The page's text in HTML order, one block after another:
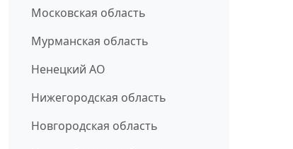
Московская область
Мурманская область
Ненецкий АО
Нижегородская область
Новгородская область